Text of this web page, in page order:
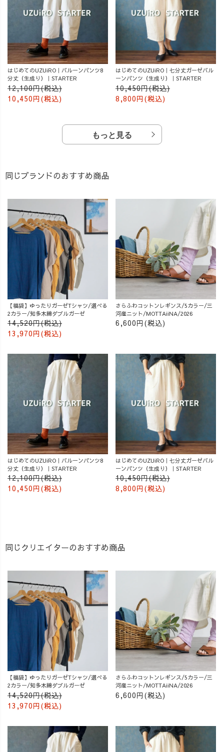
はじめてのUZUiRO｜バルーンパンツ8
分丈（生成り）｜STARTER
12,100円(税込)
10,450円(税込)
はじめてのUZUiRO｜七分丈ガーゼバル
ーンパンツ（生成り）｜STARTER
10,450円(税込)
8,800円(税込)
もっと見る
同じブランドのおすすめ商品
【福袋】ゆったりガーゼTシャツ/選べる
2カラー/知多木綿ダブルガーゼ
14,520円(税込)
13,970円(税込)
さらふわコットンレギンス/5カラー/三
河産ニット/MOTTAiiNA/2026
6,600円(税込)
はじめてのUZUiRO｜バルーンパンツ8
分丈（生成り）｜STARTER
12,100円(税込)
10,450円(税込)
はじめてのUZUiRO｜七分丈ガーゼバル
ーンパンツ（生成り）｜STARTER
10,450円(税込)
8,800円(税込)
同じクリエイターのおすすめ商品
【福袋】ゆったりガーゼTシャツ/選べる
2カラー/知多木綿ダブルガーゼ
14,520円(税込)
13,970円(税込)
さらふわコットンレギンス/5カラー/三
河産ニット/MOTTAiiNA/2026
6,600円(税込)